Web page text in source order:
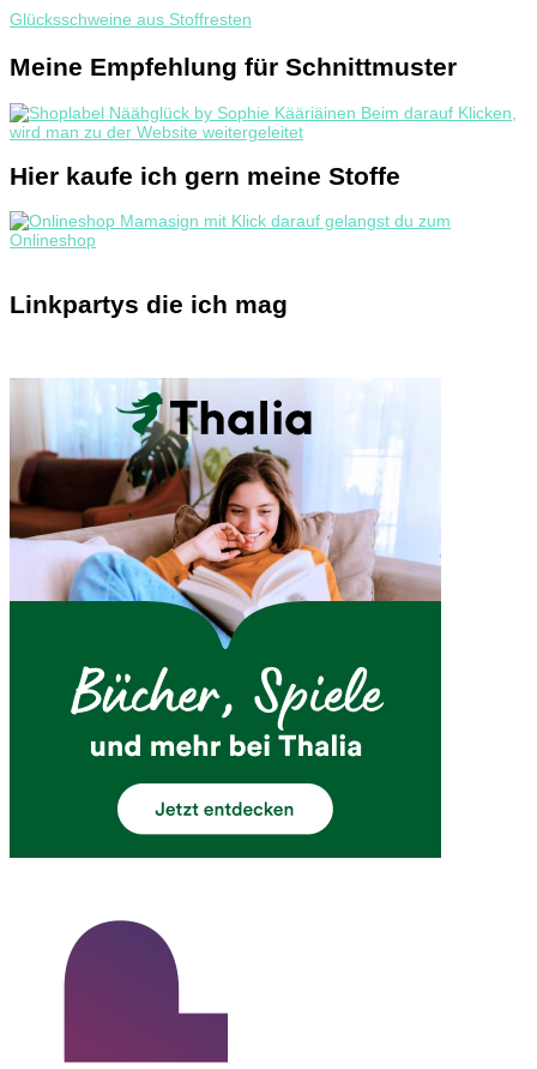
Glücksschweine aus Stoffresten
Meine Empfehlung für Schnittmuster
Hier kaufe ich gern meine Stoffe
Linkpartys die ich mag